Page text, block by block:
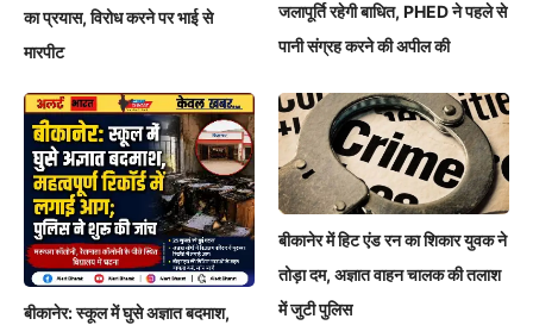
का प्रयास, विरोध करने पर भाई से
मारपीट
जलापूर्ति रहेगी बाधित, PHED ने पहले से
पानी संग्रह करने की अपील की
बीकानेर: स्कूल में घुसे अज्ञात बदमाश,
बीकानेर में हिट एंड रन का शिकार युवक ने
तोड़ा दम, अज्ञात वाहन चालक की तलाश
में जुटी पुलिस